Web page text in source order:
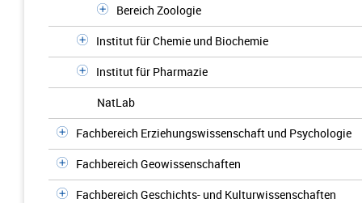
Bereich Zoologie
Institut für Chemie und Biochemie
Institut für Pharmazie
NatLab
Fachbereich Erziehungswissenschaft und Psychologie
Fachbereich Geowissenschaften
Fachbereich Geschichts- und Kulturwissenschaften